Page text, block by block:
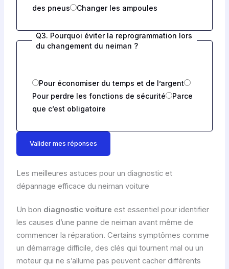
des pneus
Changer les ampoules
Q3. Pourquoi éviter la reprogrammation lors
du changement du neiman ?
Pour économiser du temps et de l’argent
Pour perdre les fonctions de sécurité
Parce
que c’est obligatoire
Valider mes réponses
Les meilleures astuces pour un diagnostic et
dépannage efficace du neiman voiture
Un bon diagnostic voiture est essentiel pour identifier
les causes d’une panne de neiman avant même de
commencer la réparation. Certains symptômes comme
un démarrage difficile, des clés qui tournent mal ou un
moteur qui ne s’allume pas peuvent cacher différents